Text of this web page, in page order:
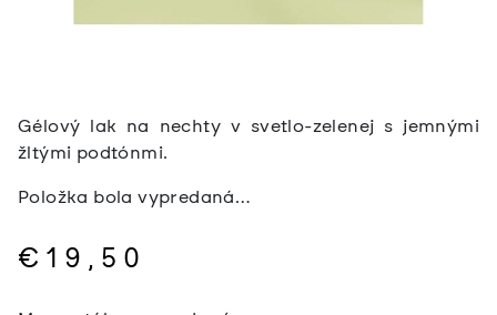
Gélový lak na nechty v svetlo-zelenej s jemnými
žltými podtónmi.
Položka bola vypredaná…
€19,50